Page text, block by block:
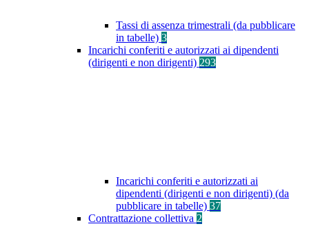
Tassi di assenza trimestrali (da pubblicare
in tabelle) 3
Incarichi conferiti e autorizzati ai dipendenti
(dirigenti e non dirigenti) 293
Incarichi conferiti e autorizzati ai
dipendenti (dirigenti e non dirigenti) (da
pubblicare in tabelle) 37
Contrattazione collettiva 2